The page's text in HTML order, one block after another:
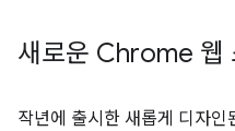
새로운 Chrome 웹
작년에 출시한 새롭게 디자